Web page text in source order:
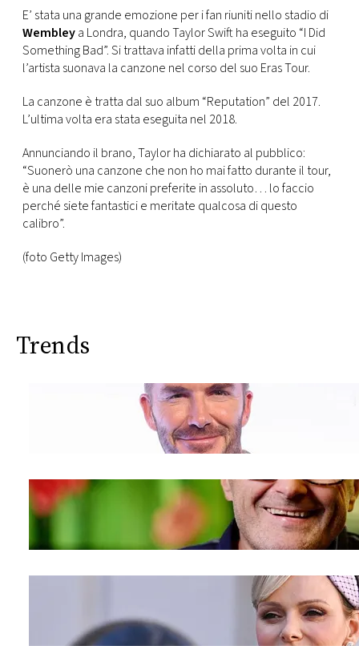
CONCORSI
EVENTI
VIDEO
TV
PRINCIPATO
DI
MONACO
E’ stata una grande emozione per i fan riuniti nello stadio di
Wembleya Londra, quando Taylor Swift ha eseguito “I Did
Something Bad”. Si trattava infatti della prima volta in cui
l’artista suonava la canzone nel corso del suo Eras Tour.
La canzone è tratta dal suo album “Reputation” del 2017.
L’ultima volta era stata eseguita nel 2018.
Annunciando il brano, Taylor ha dichiarato al pubblico:
“Suonerò una canzone che non ho mai fatto durante il tour,
è una delle mie canzoni preferite in assoluto… lo faccio
perché siete fantastici e meritate qualcosa di questo
calibro”.
(foto Getty Images)
Trends